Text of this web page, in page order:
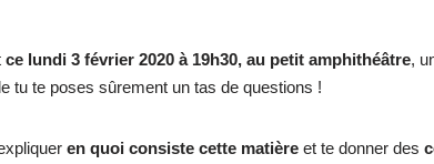
ce lundi 3 février 2020 à 19h30, au petit amphithéâtre,
tu te poses sûrement un tas de questions !
en quoi consiste cette matière et te donner des